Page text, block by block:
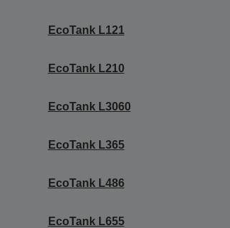
EcoTank L121
EcoTank L210
EcoTank L3060
EcoTank L365
EcoTank L486
EcoTank L655